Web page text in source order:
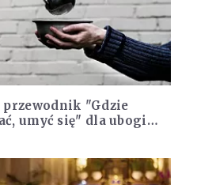
przewodnik "Gdzie
umyć się" dla ubogich